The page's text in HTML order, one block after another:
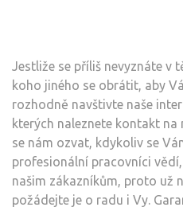
Jestliže se příliš nevyznáte v
koho jiného se obrátit, aby
rozhodně navštivte naše
kterých naleznete kontakt na
se nám ozvat, kdykoliv se
profesionální pracovníci
našim zákazníkům, proto už
požádejte je o radu i Vy.